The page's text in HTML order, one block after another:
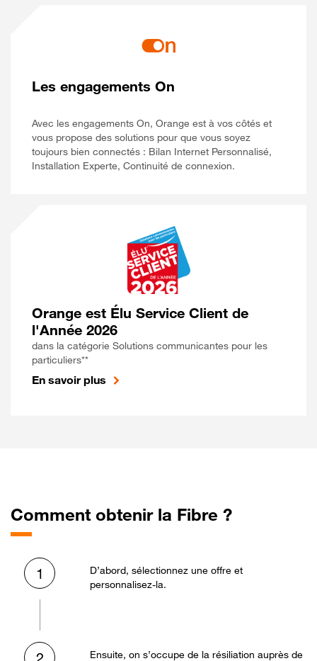
Les engagements On
Avec les engagements On, Orange est à vos côtés et
vous propose des solutions pour que vous soyez
toujours bien connectés : Bilan Internet Personnalisé,
Installation Experte, Continuité de connexion.
Orange est Élu Service Client de
l'Année 2026
dans la catégorie Solutions communicantes pour les
particuliers**
En savoir plus
Comment obtenir la Fibre ?
1
D’abord, sélectionnez une offre et
personnalisez-la.
Ensuite, on s’occupe de la résiliation auprès de